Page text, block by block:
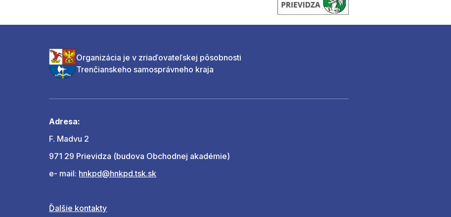
Organizácia je v zriaďovateľskej pôsobnosti
Trenčianskeho samosprávneho kraja
Adresa:
F. Madvu 2
971 29 Prievidza (budova Obchodnej akadémie)
e- mail: hnkpd@hnkpd.tsk.sk
Ďalšie kontakty